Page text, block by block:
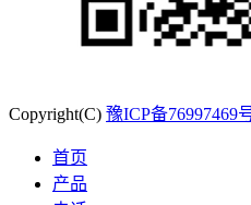
Copyright(C) 豫ICP备76997469
首页
产品